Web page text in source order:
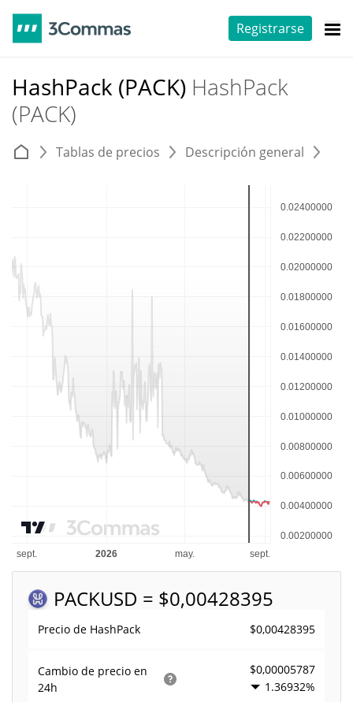
Registrarse
HashPack (PACK) HashPack
(PACK)
Tablas de precios Descripción general
PACKUSD = $0,00428395
Precio de HashPack $0,00428395
Cambio de precio en
24h
$0,00005787
1.36932%